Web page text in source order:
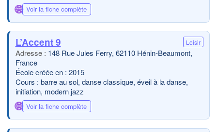
🌐 Voir la fiche complète
L’Accent 9 Loisir
148 Rue Jules Ferry, 62110 Hénin-Beaumont,
France
École créée en : 2015
Cours : barre au sol, danse classique, éveil à la danse,
initiation, modern jazz
🌐 Voir la fiche complète